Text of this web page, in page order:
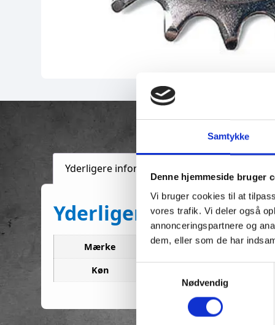
Samtykke
Denne hjemmeside bruger
Vi bruger cookies til at
vores trafik. Vi deler også
annonceringspartnere og
dem, eller som de har
Nødvendig
Yderligere information
Yderligere
Mærke
Shimano
Køn